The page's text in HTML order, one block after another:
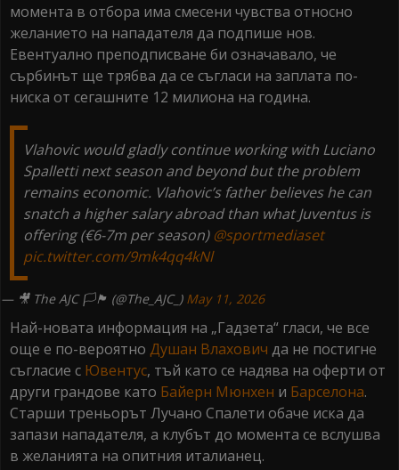
момента в отбора има смесени чувства относно
желанието на нападателя да подпише нов.
Евентуално преподписване би означавало, че
сърбинът ще трябва да се съгласи на заплата по-
ниска от сегашните 12 милиона на година.
Vlahovic would gladly continue working with Luciano
Spalletti next season and beyond but the problem
remains economic. Vlahovic’s father believes he can
snatch a higher salary abroad than what Juventus is
offering (€6-7m per season) @sportmediaset
pic.twitter.com/9mk4qq4kNl
— 🎥 The AJC 🏳️🏴 (@The_AJC_) May 11, 2026
Най-новата информация на „Гадзета“ гласи, че все
още е по-вероятно Душан Влахович да не постигне
съгласие с Ювентус, тъй като се надява на оферти от
други грандове като Байерн Мюнхен и Барселона.
Старши треньорът Лучано Спалети обаче иска да
запази нападателя, а клубът до момента се вслушва
в желанията на опитния италианец.